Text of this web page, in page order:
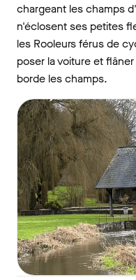
chargeant les champs
n'éclosent ses petites
les Rooleurs férus de
poser la voiture et
borde les champs.